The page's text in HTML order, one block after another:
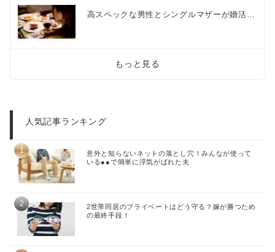
高スペックな男性とシングルマザーが婚活…
もっと見る
人気記事ランキング
意外と知らないネットの落とし穴！みんなが使って
いる●●で簡単に浮気がばれた夫
2世帯同居のプライベートはどう守る？嫁が勝つため
の最終手段！